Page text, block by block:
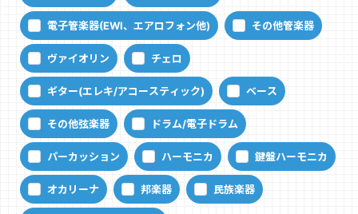
電子管楽器(EWI、エアロフォン他) その他管楽器
ヴァイオリン チェロ
ギター(エレキ/アコースティック) ベース
その他弦楽器 ドラム/電子ドラム
パーカッション ハーモニカ 鍵盤ハーモニカ
オカリーナ 邦楽器 民族楽器